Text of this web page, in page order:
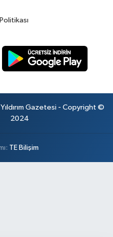
Yıldırım Gazetesi - Copyright ©
2024
TE Bilişim